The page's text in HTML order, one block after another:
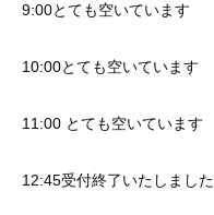
9:00とても空いています
10:00とても空いています
11:00 とても空いています
12:45受付終了いたしました